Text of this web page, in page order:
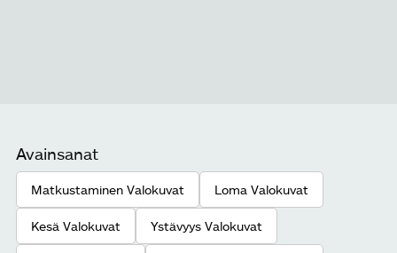
Avainsanat
Matkustaminen Valokuvat Loma Valokuvat
Kesä Valokuvat Ystävyys Valokuvat